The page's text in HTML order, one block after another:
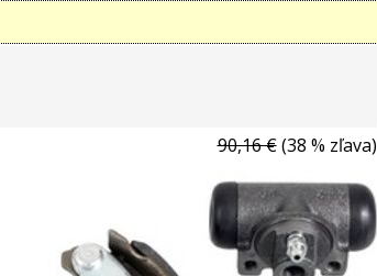
90,16 €(38 % zľava)